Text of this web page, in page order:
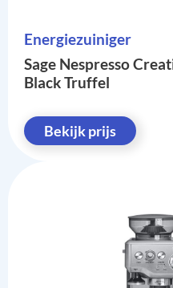
Energiezuiniger
Sage Nespresso
Black Truffel
Bekijk prijs